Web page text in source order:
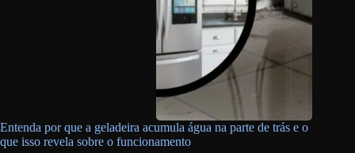
Entenda por que a geladeira acumula água na parte de trás e o
que isso revela sobre o funcionamento